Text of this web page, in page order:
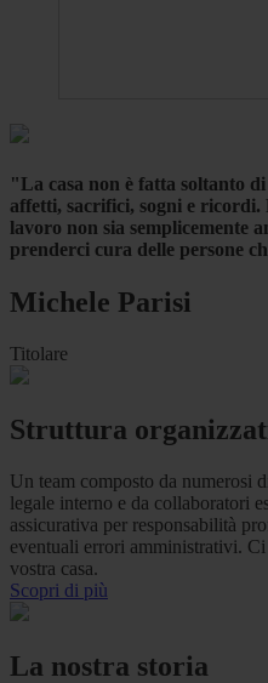
"La casa non è fatta soltanto
affetti, sacrifici, sogni e ricordi.
lavoro non sia semplicemente
prenderci cura delle persone
Michele Parisi
Titolare
Struttura
Un team composto da numerosi
legale interno e da collaboratori
assicurativa per responsabilità
eventuali errori amministrativi.
vostra casa.
Scopri di più
La nostra storia